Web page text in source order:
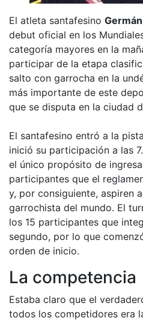
El atleta santafesino
debut oficial en los
categoría mayores en la
participar de la etapa
salto con garrocha en la
más importante de este
que se disputa en la ciudad
El santafesino entró a la
inició su participación a las
el único propósito de
participantes que el
y, por consiguiente, aspiren
garrochista del mundo. El
los 15 participantes que
segundo, por lo que
orden de inicio.
La competencia
Estaba claro que el
todos los competidores era